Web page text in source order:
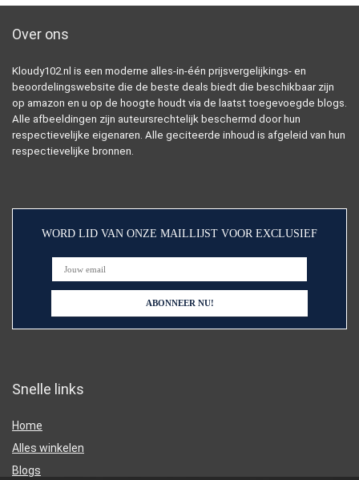
Over ons
Kloudy102.nl is een moderne alles-in-één prijsvergelijkings- en
beoordelingswebsite die de beste deals biedt die beschikbaar zijn
op amazon en u op de hoogte houdt via de laatst toegevoegde blogs.
Alle afbeeldingen zijn auteursrechtelijk beschermd door hun
respectievelijke eigenaren. Alle geciteerde inhoud is afgeleid van hun
respectievelijke bronnen.
WORD LID VAN ONZE MAILLIJST VOOR EXCLUSIEF
Snelle links
Home
Alles winkelen
Blogs